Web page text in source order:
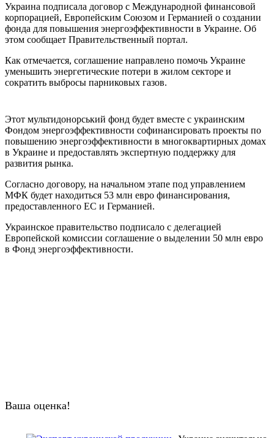
Украина подписала договор с Международной финансовой
корпорацией, Европейским Союзом и Германией о создании
фонда для повышения энергоэффективности в Украине. Об
этом сообщает Правительственный портал.
Как отмечается, соглашение направлено помочь Украине
уменьшить энергетические потери в жилом секторе и
сократить выбросы парниковых газов.
Этот мультидонорський фонд будет вместе с украинским
Фондом энергоэффективности софинансировать проекты по
повышению энергоэффективности в многоквартирных домах
в Украине и предоставлять экспертную поддержку для
развития рынка.
Согласно договору, на начальном этапе под управлением
МФК будет находиться 53 млн евро финансирования,
предоставленного ЕС и Германией.
Украинское правительство подписало с делегацией
Европейской комиссии соглашение о выделении 50 млн евро
в Фонд энергоэффективности.
Ваша оценка!